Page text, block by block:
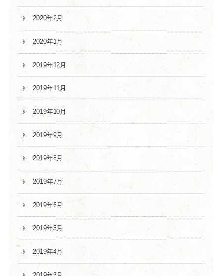
2020年2月
2020年1月
2019年12月
2019年11月
2019年10月
2019年9月
2019年8月
2019年7月
2019年6月
2019年5月
2019年4月